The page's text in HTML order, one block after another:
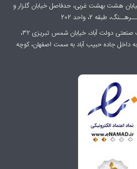
هشت بهشت غربی، حدفاصل خیابان گلزار و
طبقه 2، واحد 202
چاپخانه : اصفهان، شهرک صنعتی دولت آباد، خیابان شمس تبریزی ۳۲،
داخل جاده حبیب آباد به سمت اصفهان، کوچه